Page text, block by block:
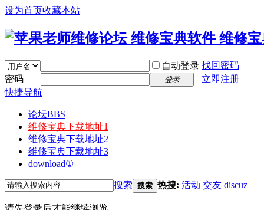
设为首页收藏本站
自动登录 找回密码
密码
登录
立即注册
快捷导航
论坛BBS
维修宝典下载地址1
维修宝典下载地址2
维修宝典下载地址3
download①
搜索 搜索 热搜: 活动 交友 discuz
请先登录后才能继续浏览